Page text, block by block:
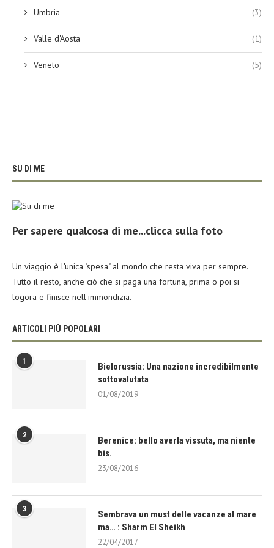
Umbria (3)
Valle d'Aosta (1)
Veneto (5)
SU DI ME
Per sapere qualcosa di me...clicca sulla foto
Un viaggio è l'unica "spesa" al mondo che resta viva per sempre.
Tutto il resto, anche ciò che si paga una fortuna, prima o poi si
logora e finisce nell'immondizia.
ARTICOLI PIÙ POPOLARI
1
Bielorussia: Una nazione incredibilmente
sottovalutata
01/08/2019
2
Berenice: bello averla vissuta, ma niente
bis.
23/08/2016
3
Sembrava un must delle vacanze al mare
ma… : Sharm El Sheikh
22/04/2017